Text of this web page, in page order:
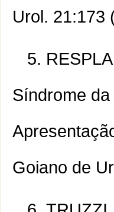
Urol. 21:173
Síndrome
Goiano de